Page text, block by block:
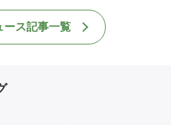
ース記事一覧